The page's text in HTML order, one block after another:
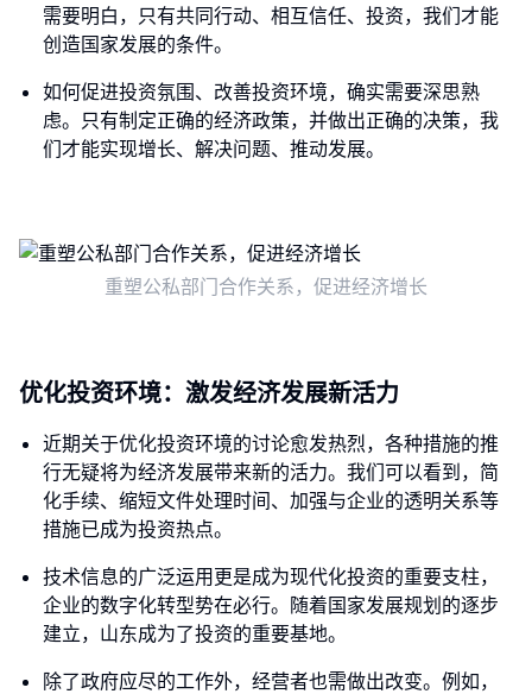
需要明白，只有共同行动、相互信任、投资，我们才能
创造国家发展的条件。
如何促进投资氛围、改善投资环境，确实需要深思熟
虑。只有制定正确的经济政策，并做出正确的决策，我
们才能实现增长、解决问题、推动发展。
重塑公私部门合作关系，促进经济增长
优化投资环境：激发经济发展新活力
近期关于优化投资环境的讨论愈发热烈，各种措施的推
行无疑将为经济发展带来新的活力。我们可以看到，简
化手续、缩短文件处理时间、加强与企业的透明关系等
措施已成为投资热点。
技术信息的广泛运用更是成为现代化投资的重要支柱，
企业的数字化转型势在必行。随着国家发展规划的逐步
建立，山东成为了投资的重要基地。
除了政府应尽的工作外，经营者也需做出改变。例如，